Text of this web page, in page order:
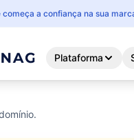
a confiança na sua
Plataforma